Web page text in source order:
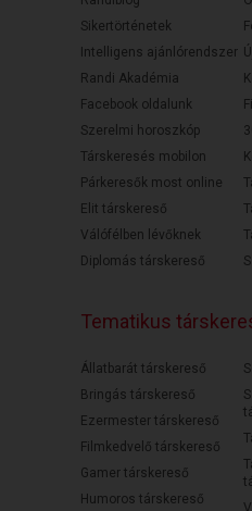
Sikertörténetek
Intelligens ajánlórendszer
Randi Akadémia
Facebook oldalunk
Szerelmi horoszkóp
Társkeresés mobilon
Párkeresők most online
Elit társkereső
Válófélben lévőknek
Diplomás társkereső
Tematikus
Állatbarát társkereső
Bringás társkereső
Ezermester társkereső
Filmkedvelő társkereső
Gamer társkereső
Humoros társkereső